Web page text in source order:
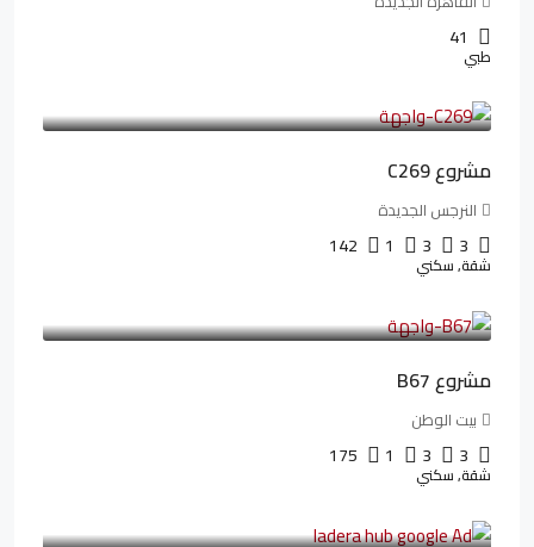
41
طبي
مشروع C269
النرجس الجديدة
3
3
1
142
شقة, سكني
مشروع B67
بيت الوطن
3
3
1
175
شقة, سكني